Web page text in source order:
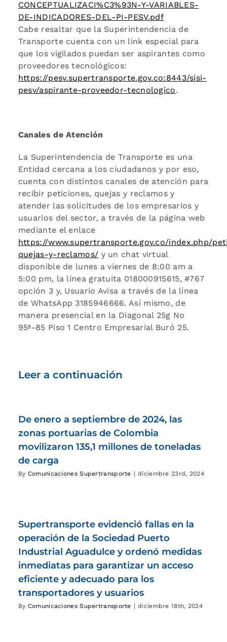
CONCEPTUALIZACI%C3%93N-Y-VARIABLES-
DE-INDICADORES-DEL-PI-PESV.pdf
Cabe resaltar que la Superintendencia de
Transporte cuenta con un link especial para
que los vigilados puedan ser aspirantes como
proveedores tecnológicos:
https://pesv.supertransporte.gov.co:8443/sisi-
pesv/aspirante-proveedor-tecnologico.
Canales de Atención
La Superintendencia de Transporte es una
Entidad cercana a los ciudadanos y por eso,
cuenta con distintos canales de atención para
recibir peticiones, quejas y reclamos y
atender las solicitudes de los empresarios y
usuarios del sector, a través de la página web
mediante el enlace
https://www.supertransporte.gov.co/index.php/
quejas-y-reclamos/ y un chat virtual
disponible de lunes a viernes de 8:00 am a
5:00 pm, la línea gratuita 018000915615, #767
opción 3 y, Usuario Avisa a través de la línea
de WhatsApp 3185946666. Así mismo, de
manera presencial en la Diagonal 25g No
95ª-85 Piso 1 Centro Empresarial Buró 25.
Leer a continuación
De enero a septiembre de 2024, las
zonas portuarias de Colombia
movilizaron 135,1 millones de toneladas
de carga
By Comunicaciones Supertransporte | diciembre 23rd, 2024
Supertransporte evidenció fallas en la
operación de la Sociedad Puerto
Industrial Aguadulce y ordenó medidas
inmediatas para garantizar un acceso
eficiente y adecuado para los
transportadores y usuarios
By Comunicaciones Supertransporte | diciembre 18th, 2024